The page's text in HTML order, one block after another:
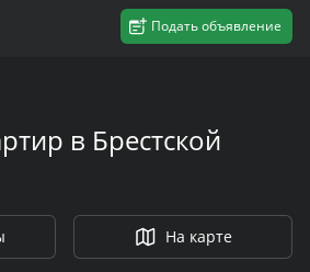
Подать объявление
в Брестской
На карте